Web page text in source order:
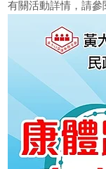
有關活動詳情，請參